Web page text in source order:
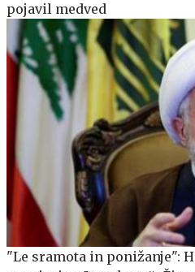
pojavil medved
"Le sramota in ponižanje":